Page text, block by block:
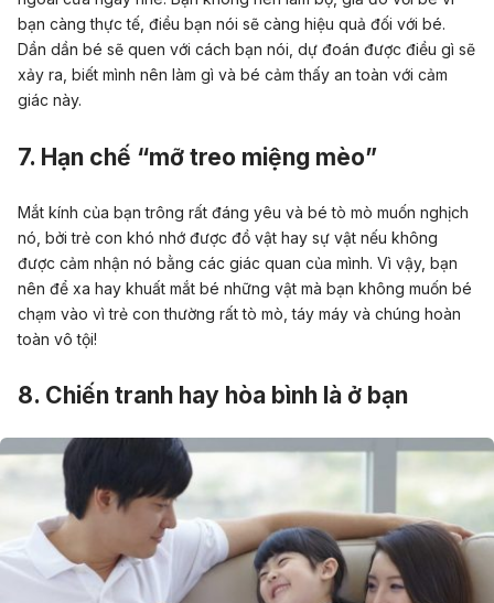
bạn càng thực tế, điều bạn nói sẽ càng hiệu quả đối với bé.
Dần dần bé sẽ quen với cách bạn nói, dự đoán được điều gì sẽ
xảy ra, biết mình nên làm gì và bé cảm thấy an toàn với cảm
giác này.
7. Hạn chế “mỡ treo miệng mèo”
Mắt kính của bạn trông rất đáng yêu và bé tò mò muốn nghịch
nó, bởi trẻ con khó nhớ được đồ vật hay sự vật nếu không
được cảm nhận nó bằng các giác quan của mình. Vì vậy, bạn
nên để xa hay khuất mắt bé những vật mà bạn không muốn bé
chạm vào vì trẻ con thường rất tò mò, táy máy và chúng hoàn
toàn vô tội!
8. Chiến tranh hay hòa bình là ở bạn